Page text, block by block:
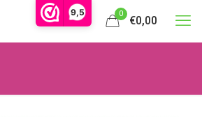
9,5 0
€0,00